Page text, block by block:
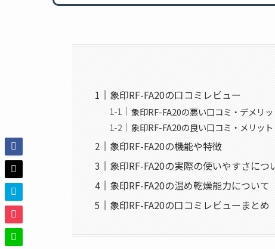
象印RF-FA20の口コミレビュー
象印RF-FA20の悪い口コミ・デメリッ
象印RF-FA20の良い口コミ・メリット
象印RF-FA20の機能や特徴
象印RF-FA20の実際の使いやすさにつ
象印RF-FA20の温め乾燥能力について
象印RF-FA20の口コミレビューまとめ